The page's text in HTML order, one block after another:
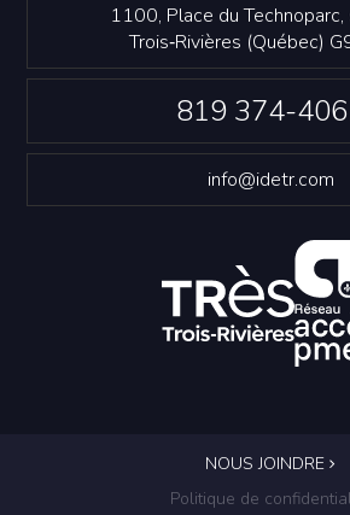
1100, Place du
Trois‑Rivières (Québec)
819 374-
info@idetr.com
NOUS JOINDRE
Politique de